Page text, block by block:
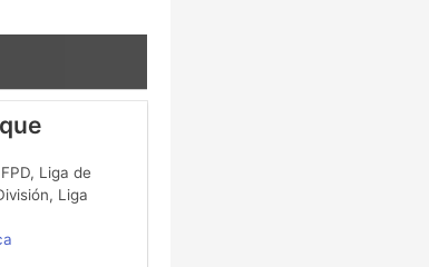
Liga de
Liga